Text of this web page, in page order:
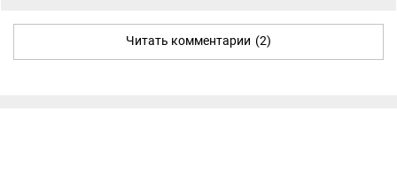
Читать комментарии (2)